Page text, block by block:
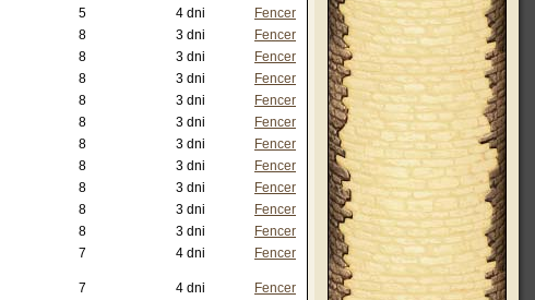
5 4 dni
Fencer
8 3 dni
Fencer
8 3 dni
Fencer
8 3 dni
Fencer
8 3 dni
Fencer
8 3 dni
Fencer
8 3 dni
Fencer
8 3 dni
Fencer
8 3 dni
Fencer
8 3 dni
Fencer
8 3 dni
Fencer
7 4 dni Fencer
7 4 dni
Fencer